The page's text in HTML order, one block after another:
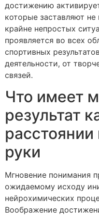
достижению
которые заставляют
крайне непростых
проявляется во всех
спортивных
деятельности, от
связей.
Что имеет
результат
руки
Мгновение понимания
ожидаемому исходу
нейрохимических
Воображение